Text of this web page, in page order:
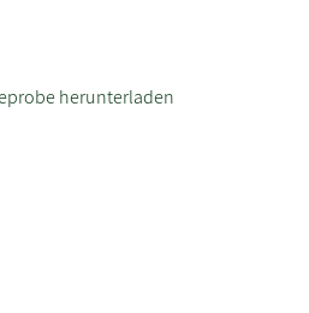
herunterladen